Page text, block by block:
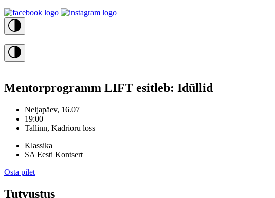
Mentorprogramm LIFT esitleb: Idüllid
Neljapäev, 16.07
19:00
Tallinn, Kadrioru loss
Klassika
SA Eesti Kontsert
Osta pilet
Tutvustus